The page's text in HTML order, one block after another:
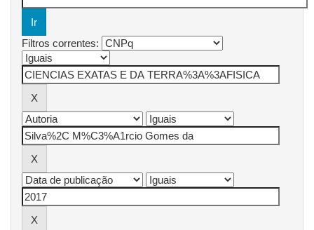
Filtros correntes: